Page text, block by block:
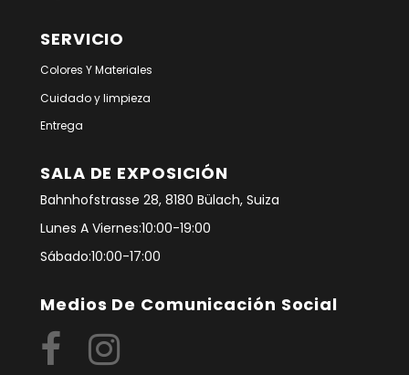
SERVICIO
Colores Y Materiales
Cuidado y limpieza
Entrega
SALA DE EXPOSICIÓN
Bahnhofstrasse 28, 8180 Bülach, Suiza
Lunes A Viernes:10:00-19:00
Sábado:10:00-17:00
Medios De Comunicación Social